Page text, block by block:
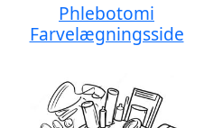
Phlebotomi
Farvelægningsside